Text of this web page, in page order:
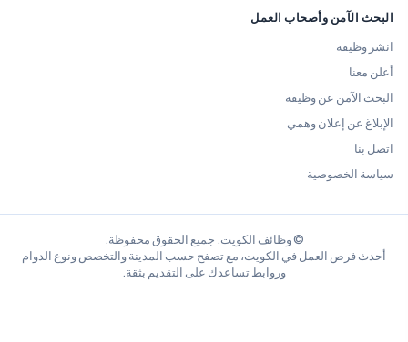
البحث الآمن وأصحاب العمل
انشر وظيفة
أعلن معنا
البحث الآمن عن وظيفة
الإبلاغ عن إعلان وهمي
اتصل بنا
سياسة الخصوصية
© وظائف الكويت. جميع الحقوق محفوظة.
أحدث فرص العمل في الكويت، مع تصفح حسب المدينة والتخصص ونوع الدوام
وروابط تساعدك على التقديم بثقة.